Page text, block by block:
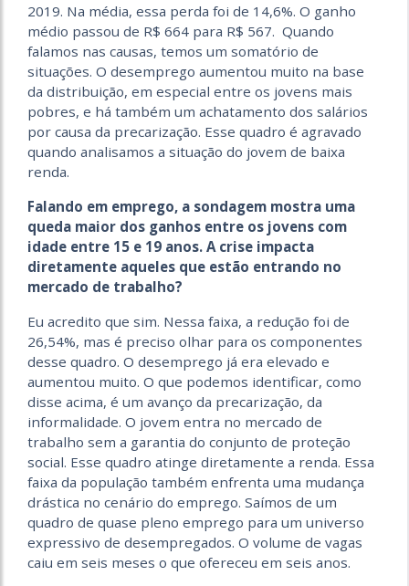
2019. Na média, essa perda foi de 14,6%. O ganho
médio passou de R$ 664 para R$ 567. Quando
falamos nas causas, temos um somatório de
situações. O desemprego aumentou muito na base
da distribuição, em especial entre os jovens mais
pobres, e há também um achatamento dos salários
por causa da precarização. Esse quadro é agravado
quando analisamos a situação do jovem de baixa
renda.
Falando em emprego, a sondagem mostra uma
queda maior dos ganhos entre os jovens com
idade entre 15 e 19 anos. A crise impacta
diretamente aqueles que estão entrando no
mercado de trabalho?
Eu acredito que sim. Nessa faixa, a redução foi de
26,54%, mas é preciso olhar para os componentes
desse quadro. O desemprego já era elevado e
aumentou muito. O que podemos identificar, como
disse acima, é um avanço da precarização, da
informalidade. O jovem entra no mercado de
trabalho sem a garantia do conjunto de proteção
social. Esse quadro atinge diretamente a renda. Essa
faixa da população também enfrenta uma mudança
drástica no cenário do emprego. Saímos de um
quadro de quase pleno emprego para um universo
expressivo de desempregados. O volume de vagas
caiu em seis meses o que ofereceu em seis anos.